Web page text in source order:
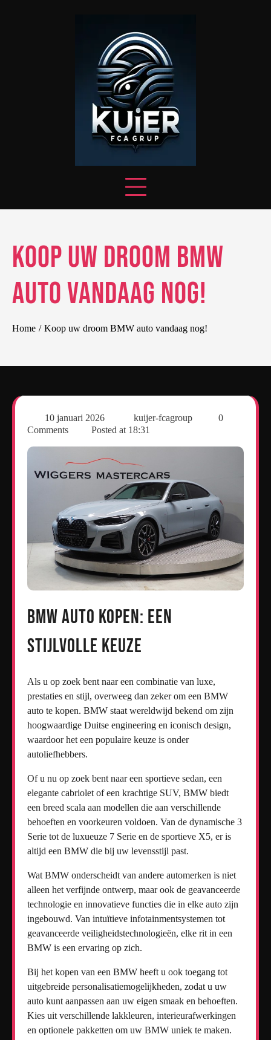
Koop uw droom BMW
auto vandaag nog!
Home Koop uw droom BMW auto vandaag nog!
10 januari 2026 kuijer-fcagroup
0
Comments
Posted at 18:31
BMW auto kopen: Een
stijlvolle keuze
Als u op zoek bent naar een combinatie van luxe,
prestaties en stijl, overweeg dan zeker om een BMW
auto te kopen. BMW staat wereldwijd bekend om zijn
hoogwaardige Duitse engineering en iconisch design,
waardoor het een populaire keuze is onder
autoliefhebbers.
Of u nu op zoek bent naar een sportieve sedan, een
elegante cabriolet of een krachtige SUV, BMW biedt
een breed scala aan modellen die aan verschillende
behoeften en voorkeuren voldoen. Van de dynamische 3
Serie tot de luxueuze 7 Serie en de sportieve X5, er is
altijd een BMW die bij uw levensstijl past.
Wat BMW onderscheidt van andere automerken is niet
alleen het verfijnde ontwerp, maar ook de geavanceerde
technologie en innovatieve functies die in elke auto zijn
ingebouwd. Van intuïtieve infotainmentsystemen tot
geavanceerde veiligheidstechnologieën, elke rit in een
BMW is een ervaring op zich.
Bij het kopen van een BMW heeft u ook toegang tot
uitgebreide personalisatiemogelijkheden, zodat u uw
auto kunt aanpassen aan uw eigen smaak en behoeften.
Kies uit verschillende lakkleuren, interieurafwerkingen
en optionele pakketten om uw BMW uniek te maken.